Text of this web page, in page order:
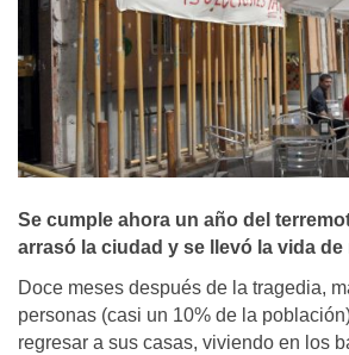
Se cumple ahora un año del
arrasó la ciudad y se llevó la vida
Doce meses después de la tragedia,
personas (casi un 10% de la
regresar a sus casas, viviendo en los